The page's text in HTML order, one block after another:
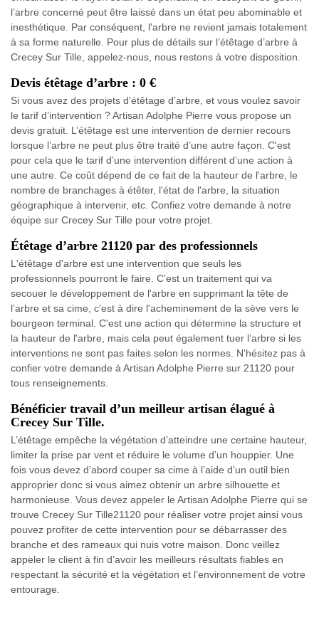
l’arbre concerné peut être laissé dans un état peu abominable et
inesthétique. Par conséquent, l'arbre ne revient jamais totalement
à sa forme naturelle. Pour plus de détails sur l’étêtage d’arbre à
Crecey Sur Tille, appelez-nous, nous restons à votre disposition.
Devis étêtage d’arbre : 0 €
Si vous avez des projets d’étêtage d’arbre, et vous voulez savoir
le tarif d’intervention ? Artisan Adolphe Pierre vous propose un
devis gratuit. L’étêtage est une intervention de dernier recours
lorsque l’arbre ne peut plus être traité d’une autre façon. C'est
pour cela que le tarif d’une intervention différent d’une action à
une autre. Ce coût dépend de ce fait de la hauteur de l'arbre, le
nombre de branchages à étêter, l'état de l'arbre, la situation
géographique à intervenir, etc. Confiez votre demande à notre
équipe sur Crecey Sur Tille pour votre projet.
Étêtage d’arbre 21120 par des professionnels
L'étêtage d'arbre est une intervention que seuls les
professionnels pourront le faire. C’est un traitement qui va
secouer le développement de l'arbre en supprimant la tête de
l’arbre et sa cime, c’est à dire l'acheminement de la sève vers le
bourgeon terminal. C'est une action qui détermine la structure et
la hauteur de l'arbre, mais cela peut également tuer l’arbre si les
interventions ne sont pas faites selon les normes. N'hésitez pas à
confier votre demande à Artisan Adolphe Pierre sur 21120 pour
tous renseignements.
Bénéficier travail d’un meilleur artisan élagué à
Crecey Sur Tille.
L’étêtage empêche la végétation d’atteindre une certaine hauteur,
limiter la prise par vent et réduire le volume d’un houppier. Une
fois vous devez d’abord couper sa cime à l’aide d’un outil bien
approprier donc si vous aimez obtenir un arbre silhouette et
harmonieuse. Vous devez appeler le Artisan Adolphe Pierre qui se
trouve Crecey Sur Tille21120 pour réaliser votre projet ainsi vous
pouvez profiter de cette intervention pour se débarrasser des
branche et des rameaux qui nuis votre maison. Donc veillez
appeler le client à fin d’avoir les meilleurs résultats fiables en
respectant la sécurité et la végétation et l’environnement de votre
entourage.